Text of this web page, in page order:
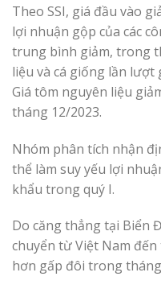
Theo SSI, giá đầu vào
lợi nhuận gộp của các
trung bình giảm, trong
liệu và cá giống lần lượt
Giá tôm nguyên liệu
tháng 12/2023.
Nhóm phân tích nhận
thể làm suy yếu lợi
khẩu trong quý I.
Do căng thẳng tại Biển
chuyển từ Việt Nam
hơn gấp đôi trong